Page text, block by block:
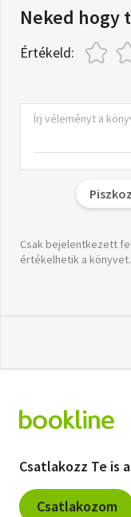
Neked hogy
Értékeld:
Csak bejelentkezett
értékelhetik a könyvet.
Csatlakozz Te is
Csatlakozom